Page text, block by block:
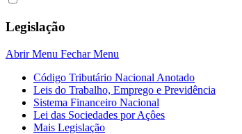
Legislação
Abrir Menu Fechar Menu
Código Tributário Nacional Anotado
Leis do Trabalho, Emprego e Previdência
Sistema Financeiro Nacional
Lei das Sociedades por Açôes
Mais Legislação